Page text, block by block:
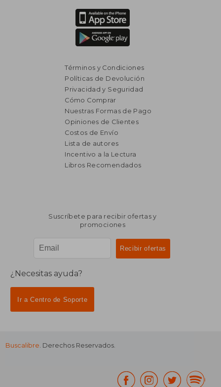
Términos y Condiciones
Políticas de Devolución
Privacidad y Seguridad
Cómo Comprar
Nuestras Formas de Pago
Opiniones de Clientes
Costos de Envío
Lista de autores
Incentivo a la Lectura
Libros Recomendados
Suscríbete para recibir ofertas y
promociones
¿Necesitas ayuda?
Ir a Centro de Soporte
Buscalibre. Derechos Reservados.